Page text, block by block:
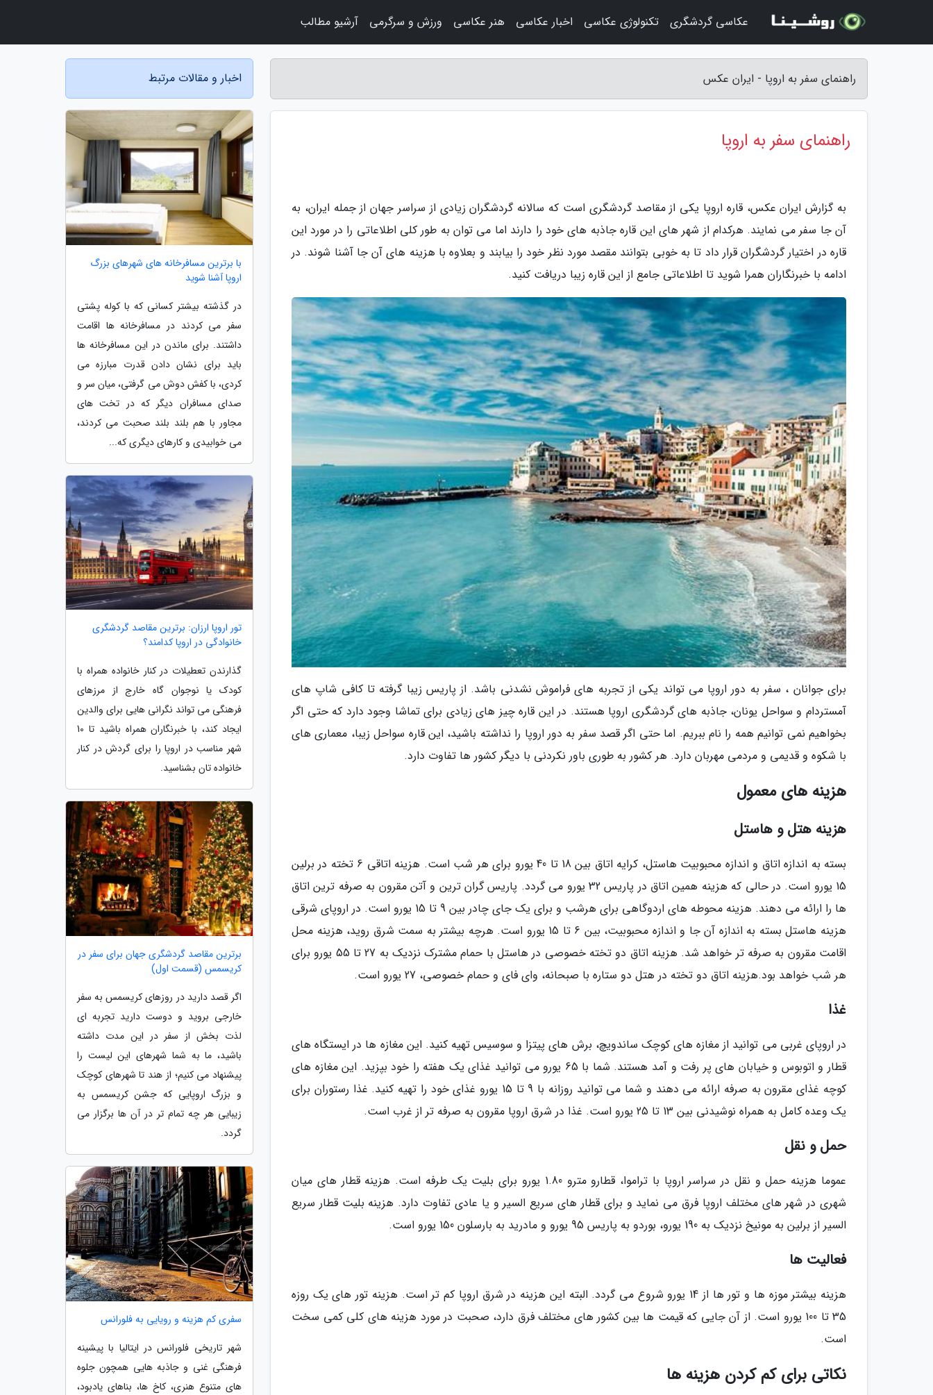
راهنمای سفر به اروپا - ایران عکس
راهنمای سفر به اروپا
به گزارش ایران عکس، قاره اروپا یکی از مقاصد گردشگری است که سالانه گردشگران زیادی از سراسر جهان از جمله ایران، به
آن جا سفر می نمایند. هرکدام از شهر های این قاره جاذبه های خود را دارند اما می توان به طور کلی اطلاعاتی را در مورد این
قاره در اختیار گردشگران قرار داد تا به خوبی بتوانند مقصد مورد نظر خود را بیابند و بعلاوه با هزینه های آن جا آشنا شوند. در
ادامه با خبرنگاران همرا شوید تا اطلاعاتی جامع از این قاره زیبا دریافت کنید.
برای جوانان ، سفر به دور اروپا می تواند یکی از تجربه های فراموش نشدنی باشد. از پاریس زیبا گرفته تا کافی شاپ های
آمستردام و سواحل یونان، جاذبه های گردشگری اروپا هستند. در این قاره چیز های زیادی برای تماشا وجود دارد که حتی اگر
بخواهیم نمی توانیم همه را نام ببریم. اما حتی اگر قصد سفر به دور اروپا را نداشته باشید، این قاره سواحل زیبا، معماری های
با شکوه و قدیمی و مردمی مهربان دارد. هر کشور به طوری باور نکردنی با دیگر کشور ها تفاوت دارد.
هزینه های معمول
هزینه هتل و هاستل
بسته به اندازه اتاق و اندازه محبوبیت هاستل، کرایه اتاق بین 18 تا 40 یورو برای هر شب است. هزینه اتاقی 6 تخته در برلین
15 یورو است. در حالی که هزینه همین اتاق در پاریس 32 یورو می گردد. پاریس گران ترین و آتن مقرون به صرفه ترین اتاق
ها را ارائه می دهند. هزینه محوطه های اردوگاهی برای هرشب و برای یک جای چادر بین 9 تا 15 یورو است. در اروپای شرقی
هزینه هاستل بسته به اندازه آن جا و اندازه محبوبیت، بین 6 تا 15 یورو است. هرچه بیشتر به سمت شرق روید، هزینه محل
اقامت مقرون به صرفه تر خواهد شد. هزینه اتاق دو تخته خصوصی در هاستل با حمام مشترک نزدیک به 27 تا 55 یورو برای
هر شب خواهد بود.هزینه اتاق دو تخته در هتل دو ستاره با صبحانه، وای فای و حمام خصوصی، 27 یورو است.
غذا
در اروپای غربی می توانید از مغازه های کوچک ساندویچ، برش های پیتزا و سوسیس تهیه کنید. این مغازه ها در ایستگاه های
قطار و اتوبوس و خیابان های پر رفت و آمد هستند. شما با 65 یورو می توانید غذای یک هفته را خود بپزید. این مغازه های
کوچه غذای مقرون به صرفه ارائه می دهند و شما می توانید روزانه با 9 تا 15 یورو غذای خود را تهیه کنید. غذا رستوران برای
یک وعده کامل به همراه نوشیدنی بین 13 تا 25 یورو است. غذا در شرق اروپا مقرون به صرفه تر از غرب است.
حمل و نقل
عموما هزینه حمل و نقل در سراسر اروپا با تراموا، قطارو مترو 1.80 یورو برای بلیت یک طرفه است. هزینه قطار های میان
شهری در شهر های مختلف اروپا فرق می نماید و برای قطار های سریع السیر و یا عادی تفاوت دارد. هزینه بلیت قطار سریع
السیر از برلین به مونیخ نزدیک به 190 یورو، بوردو به پاریس 95 یورو و مادرید به بارسلون 150 یورو است.
فعالیت ها
هزینه بیشتر موزه ها و تور ها از 14 یورو شروع می گردد. البته این هزینه در شرق اروپا کم تر است. هزینه تور های یک روزه
35 تا 100 یورو است. از آن جایی که قیمت ها بین کشور های مختلف فرق دارد، صحبت در مورد هزینه های کلی کمی سخت
است.
نکاتی برای کم کردن هزینه ها
اخبار و مقالات مرتبط
با برترین مسافرخانه های شهرهای بزرگ
اروپا آشنا شوید
در گذشته بیشتر کسانی که با کوله پشتی
سفر می کردند در مسافرخانه ها اقامت
داشتند. برای ماندن در این مسافرخانه ها
باید برای نشان دادن قدرت مبارزه می
کردی، با کفش دوش می گرفتی، میان سر و
صدای مسافران دیگر که در تخت های
مجاور با هم بلند بلند صحبت می کردند،
می خوابیدی و کارهای دیگری که...
تور اروپا ارزان: برترین مقاصد گردشگری
خانوادگی در اروپا کدامند؟
گذارندن تعطیلات در کنار خانواده همراه با
کودک یا نوجوان گاه خارج از مرزهای
فرهنگی می تواند نگرانی هایی برای والدین
ایجاد کند، با خبرنگاران همراه باشید تا 10
شهر مناسب در اروپا را برای گردش در کنار
خانواده تان بشناسید.
برترین مقاصد گردشگری جهان برای سفر در
کریسمس (قسمت اول)
اگر قصد دارید در روزهای کریسمس به سفر
خارجی بروید و دوست دارید تجربه ای
لذت بخش از سفر در این مدت داشته
باشید، ما به شما شهرهای این لیست را
پیشنهاد می کنیم؛ از هند تا شهرهای کوچک
و بزرگ اروپایی که جشن کریسمس به
زیبایی هر چه تمام تر در آن ها برگزار می
گردد.
سفری کم هزینه و رویایی به فلورانس
شهر تاریخی فلورانس در ایتالیا با پیشینه
فرهنگی غنی و جاذبه هایی همچون جلوه
های متنوع هنری، کاخ ها، بناهای یادبود،
عکاسی گردشگری تکنولوژی عکاسی اخبار عکاسی هنر عکاسی ورزش و سرگرمی آرشیو مطالب